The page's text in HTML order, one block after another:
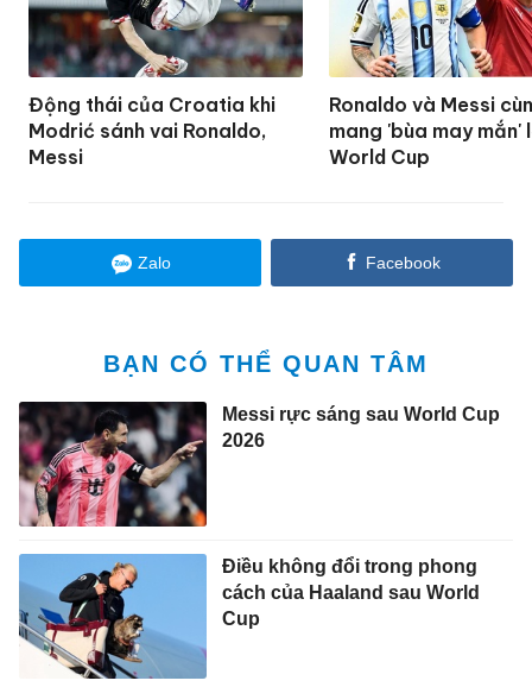
Động thái của Croatia khi
Modrić sánh vai Ronaldo,
Messi
Ronaldo và Messi
mang 'bùa may mắn'
World Cup
Zalo Facebook
BẠN CÓ THỂ QUAN TÂM
Messi rực sáng sau World Cup
2026
Điều không đổi trong phong
cách của Haaland sau World
Cup